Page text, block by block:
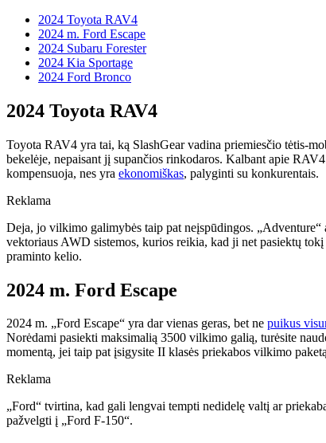
2024 Toyota RAV4
2024 m. Ford Escape
2024 Subaru Forester
2024 Kia ​​Sportage
2024 Ford Bronco
2024 Toyota RAV4
Toyota RAV4 yra tai, ką SlashGear vadina priemiesčio tėtis-
bekelėje, nepaisant jį supančios rinkodaros. Kalbant apie
kompensuoja, nes yra ekonomiškas, palyginti su konkurentais.
Reklama
Deja, jo vilkimo galimybės taip pat neįspūdingos.
vektoriaus AWD sistemos, kurios reikia, kad ji net pasiektų
praminto kelio.
2024 m. Ford Escape
2024 m. „Ford Escape“ yra dar vienas geras, bet ne puikus
Norėdami pasiekti maksimalią 3500 vilkimo galią, turėsite
momentą, jei taip pat įsigysite II klasės priekabos vilkimo
Reklama
„Ford“ tvirtina, kad gali lengvai tempti nedidelę valtį ar
pažvelgti į „Ford F-150“.